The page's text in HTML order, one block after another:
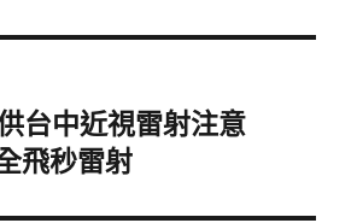
台中近視雷射注意
飛秒雷射